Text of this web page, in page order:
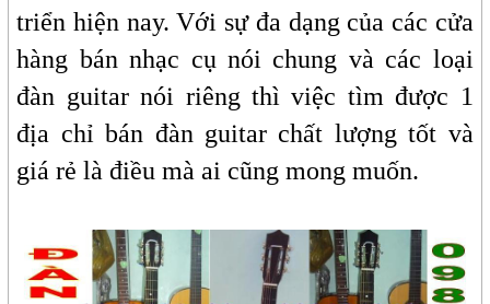
triển hiện nay. Với sự đa dạng của các cửa
hàng bán nhạc cụ nói chung và các loại
đàn guitar nói riêng thì việc tìm được 1
địa chỉ bán đàn guitar chất lượng tốt và
giá rẻ là điều mà ai cũng mong muốn.